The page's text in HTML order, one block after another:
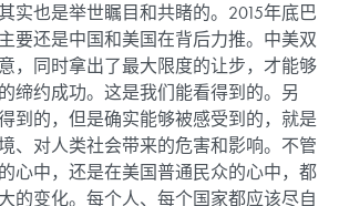
实也是举世瞩目和共睹的。 2015年底巴
要还是中国和美国在背后力推。中美双
，同时拿出了最大限度的让步，才能够
缔约成功。这是我们能看得到的。另
到的，但是确实能够被感受到的，就是
、对人类社会带来的危害和影响。不管
心中，还是在美国普通民众的心中，都
的变化。每个人、每个国家都应该尽自